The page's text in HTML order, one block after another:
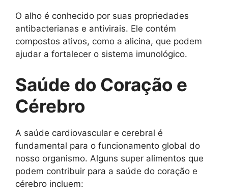
O alho é conhecido por suas propriedades
antibacterianas e antivirais. Ele contém
compostos ativos, como a alicina, que podem
ajudar a fortalecer o sistema imunológico.
Saúde do Coração e
Cérebro
A saúde cardiovascular e cerebral é
fundamental para o funcionamento global do
nosso organismo. Alguns super alimentos que
podem contribuir para a saúde do coração e
cérebro incluem: